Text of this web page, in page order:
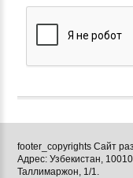


footer_copyrights Сайт
Адрес: Узбекистан,
Таллимаржон, 1/1.